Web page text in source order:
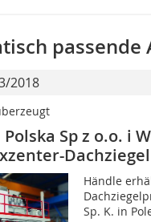
passende
2018
Polska Sp z o.o. i
Händle
Sp. K. in